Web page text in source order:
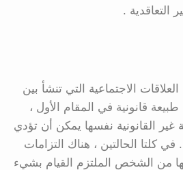
التعاقدية .
الاجتماعية التي تنشأ بين
قانونية في المقام الأول ،
غير القانونية نفسها يمكن أن تؤدي
في كلتا الحالتين ، هناك التزامات
من الشخص الملتزم القيام بشيء